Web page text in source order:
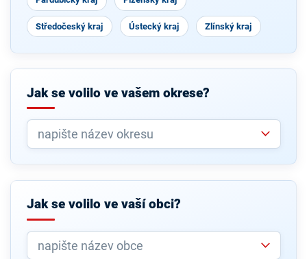
Středočeský kraj Ústecký kraj Zlínský kraj
Jak se volilo ve vašem okrese?
Jak se volilo ve vaší obci?